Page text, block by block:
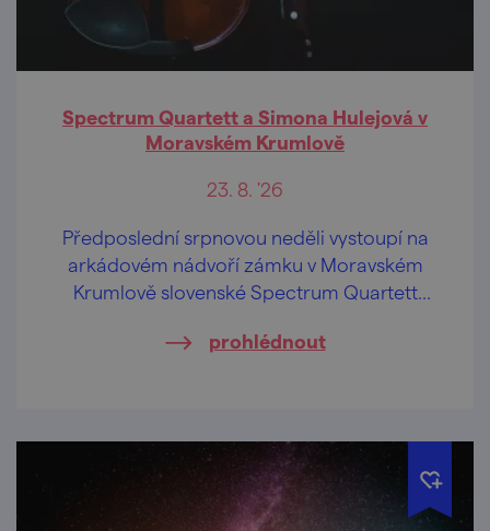
Spectrum Quartett a Simona Hulejová v
Moravském Krumlově
23. 8. '26
Předposlední srpnovou neděli vystoupí na
arkádovém nádvoří zámku v Moravském
Krumlově slovenské Spectrum Quartett
prohlédnout